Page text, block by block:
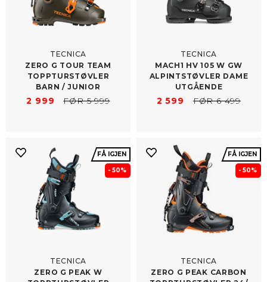
TECNICA
ZERO G TOUR TEAM
TOPPTURSTØVLER
BARN /​ JUNIOR
2 999 FØR 5 999
TECNICA
MACH1 HV 105 W GW
ALPINTSTØVLER DAME
UTGÅENDE
2 599 FØR 6 499
FÅ IGJEN
- 50%
TECNICA
ZERO G PEAK W
FÅ IGJEN
- 50%
TECNICA
ZERO G PEAK CARBON